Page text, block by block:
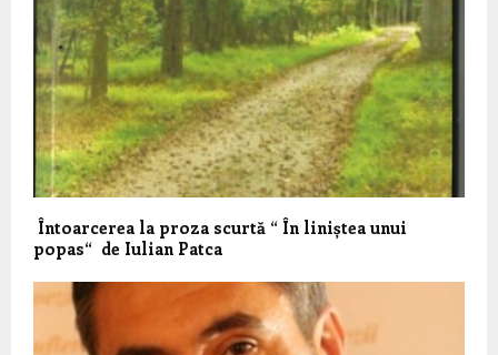
Întoarcerea la proza scurtă “ În liniștea unui
popas“ de Iulian Patca